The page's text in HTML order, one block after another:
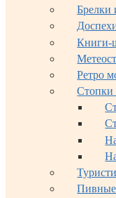
Брелки
Книги-
Ретро
Стопки